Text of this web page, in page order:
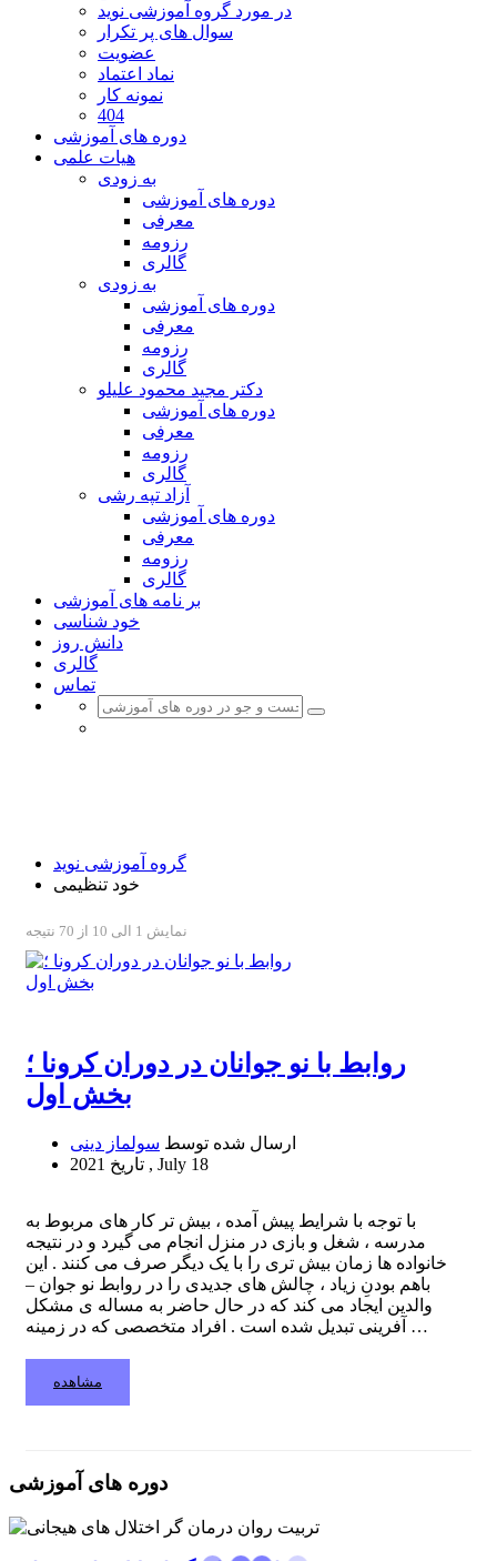
در مورد گروه آموزشی نوید
سوال های پر تکرار
عضویت
نماد اعتماد
نمونه کار
404
دوره های آموزشی
هیات علمی
به زودی
دوره های آموزشی
معرفی
رزومه
گالری
به زودی
دوره های آموزشی
معرفی
رزومه
گالری
دکتر مجید محمود علیلو
دوره های آموزشی
معرفی
رزومه
گالری
آزاد تپه رشی
دوره های آموزشی
معرفی
رزومه
گالری
بر نامه های آموزشی
خود شناسی
دانش روز
گالری
تماس
گروه آموزشی نوید
خود تنظیمی
نمایش 1 الی 10 از 70 نتیجه
روابط با نو جوانان در دوران کرونا ؛
بخش اول
ارسال شده توسط سولماز دینی
تاریخ 2021 , July 18
با توجه با شرایط پیش آمده ، بیش تر کار های مربوط به
مدرسه ، شغل و بازی در منزل انجام می گیرد و در نتیجه
خانواده ها زمان بیش تری را با یک دیگر صرف می کنند . این
باهم بودنِ زیاد ، چالش های جدیدی را در روابط نو جوان –
والدین ایجاد می کند که در حال حاضر به مساله ی مشکل
آفرینی تبدیل شده است . افراد متخصصی که در زمینه …
مشاهده
دوره های آموزشی